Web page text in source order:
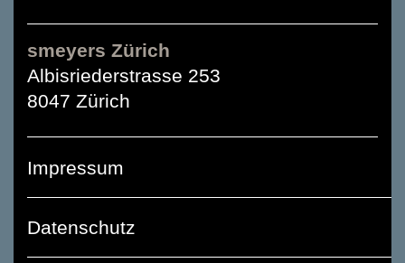
smeyers Zürich
Albisriederstrasse 253
8047 Zürich
Impressum
Datenschutz